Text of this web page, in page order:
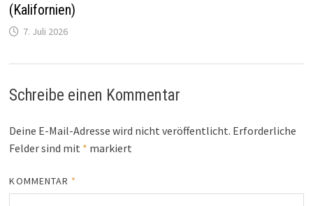
(Kalifornien)
7. Juli 2026
Schreibe einen Kommentar
Deine E-Mail-Adresse wird nicht veröffentlicht. Erforderliche
Felder sind mit * markiert
KOMMENTAR *